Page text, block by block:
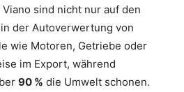
sind nicht nur auf den
der Autoverwertung von
wie Motoren, Getriebe oder
im Export, während
90 % die Umwelt schonen.